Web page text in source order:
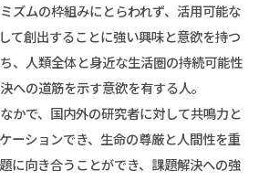
ズムの枠組みにとらわれず、活用可能な
て創出することに強い興味と意欲を持つ
、人類全体と身近な生活圏の持続可能性
への道筋を示す意欲を有する人。
かで、国内外の研究者に対して共鳴力と
ーションでき、生命の尊厳と人間性を重
に向き合うことができ、課題解決への強